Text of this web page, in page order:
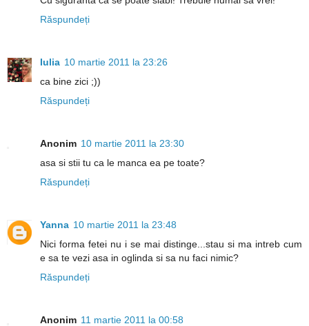
Răspundeți
Iulia 10 martie 2011 la 23:26
ca bine zici ;))
Răspundeți
Anonim 10 martie 2011 la 23:30
asa si stii tu ca le manca ea pe toate?
Răspundeți
Yanna 10 martie 2011 la 23:48
Nici forma fetei nu i se mai distinge...stau si ma intreb cum
e sa te vezi asa in oglinda si sa nu faci nimic?
Răspundeți
Anonim 11 martie 2011 la 00:58